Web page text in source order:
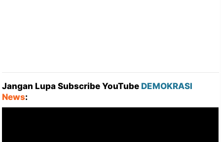
Jangan Lupa Subscribe YouTube DEMOKRASI
News: